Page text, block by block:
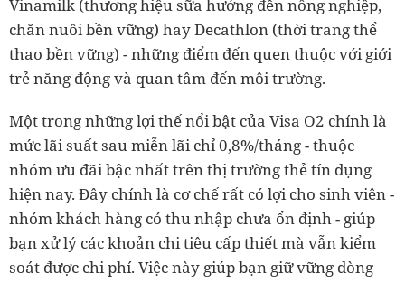
Vinamilk (thương hiệu sữa hướng đến nông nghiệp,
chăn nuôi bền vững) hay Decathlon (thời trang thể
thao bền vững) - những điểm đến quen thuộc với giới
trẻ năng động và quan tâm đến môi trường.
Một trong những lợi thế nổi bật của Visa O2 chính là
mức lãi suất sau miễn lãi chỉ 0,8%/tháng - thuộc
nhóm ưu đãi bậc nhất trên thị trường thẻ tín dụng
hiện nay. Đây chính là cơ chế rất có lợi cho sinh viên -
nhóm khách hàng có thu nhập chưa ổn định - giúp
bạn xử lý các khoản chi tiêu cấp thiết mà vẫn kiểm
soát được chi phí. Việc này giúp bạn giữ vững dòng